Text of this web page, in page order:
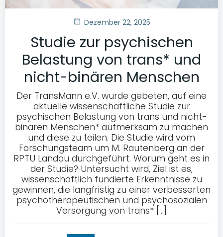
Dezember 22, 2025
Studie zur psychischen
Belastung von trans* und
nicht-binären Menschen
Der TransMann e.V. wurde gebeten, auf eine
aktuelle wissenschaftliche Studie zur
psychischen Belastung von trans und nicht-
binären Menschen* aufmerksam zu machen
und diese zu teilen. Die Studie wird vom
Forschungsteam um M. Rautenberg an der
RPTU Landau durchgeführt. Worum geht es in
der Studie? Untersucht wird, Ziel ist es,
wissenschaftlich fundierte Erkenntnisse zu
gewinnen, die langfristig zu einer verbesserten
psychotherapeutischen und psychosozialen
Versorgung von trans* […]